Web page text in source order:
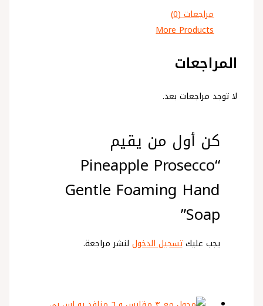
مراجعات (0)
More Products
المراجعات
لا توجد مراجعات بعد.
كن أول من يقيم
“Pineapple Prosecco
Gentle Foaming Hand
Soap”
يجب عليكتسجيل الدخول لنشر مراجعة.